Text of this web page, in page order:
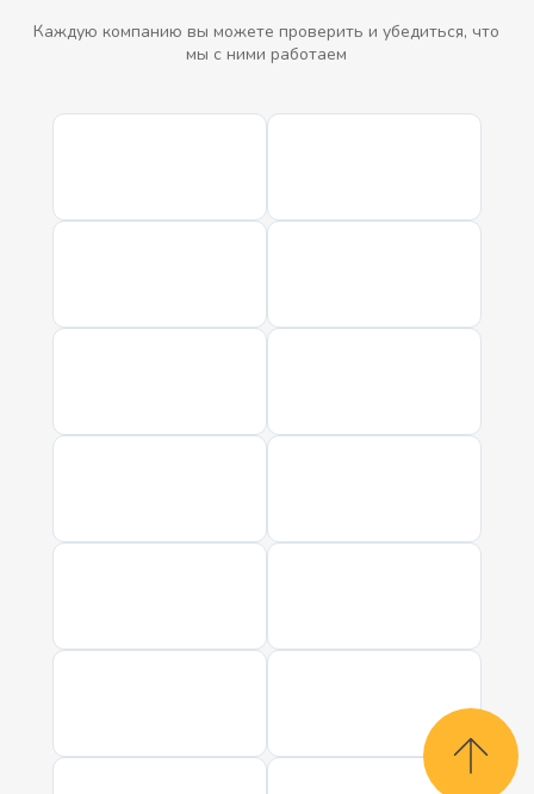
Каждую компанию вы можете проверить и убедиться, что
мы с ними работаем